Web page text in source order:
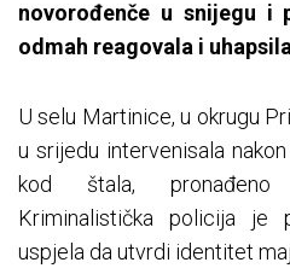
novorođenče u snijegu i
odmah reagovala i
U selu Martinice, u okrugu
u srijedu intervenisala
kod štala, pronađeno
Kriminalistička policija je
uspjela da utvrdi identitet